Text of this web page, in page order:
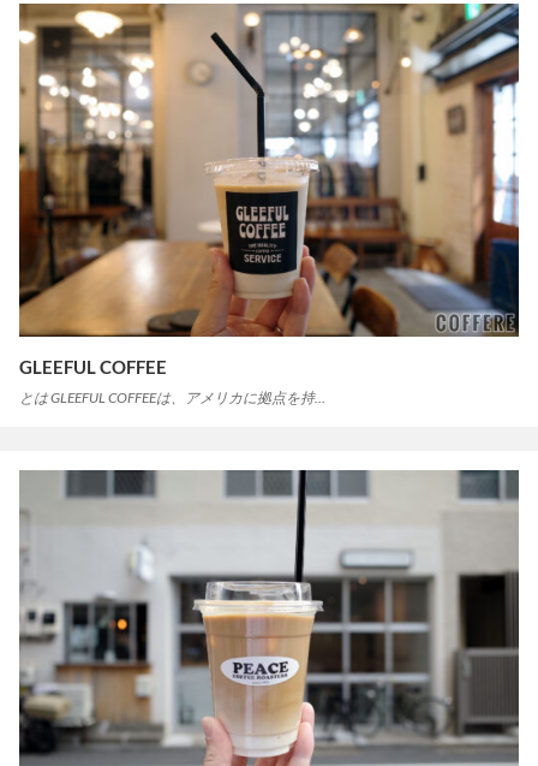
GLEEFUL COFFEE
とは GLEEFUL COFFEEは、アメリカに拠点を持…